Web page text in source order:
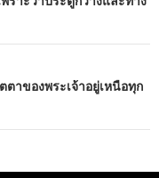
าของพระเจ้าอยู่เหนือทุก